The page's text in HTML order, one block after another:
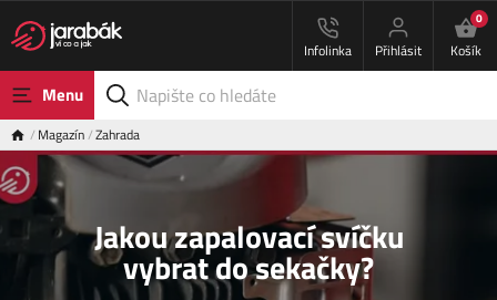
Infolinka Přihlásit
0
Košík
Menu
Magazín Zahrada
Jakou zapalovací svíčku
vybrat do sekačky?